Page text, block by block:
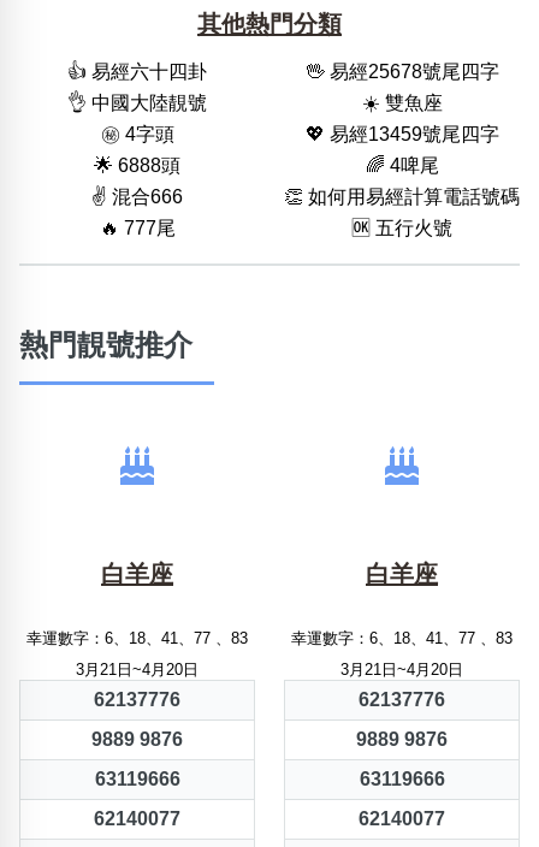
其他熱門分類
👍 易經六十四卦
🖖 易經25678號尾四字
👌 中國大陸靚號
☀️ 雙魚座
㊙️ 4字頭
💖 易經13459號尾四字
🌟 6888頭
🌈 4啤尾
✌️ 混合666
👏 如何用易經計算電話號碼
🔥 777尾
🆗️ 五行火號
熱門靚號推介
白羊座
幸運數字：6、18、41、77 、83
3月21日~4月20日
62137776
9889 9876
63119666
62140077
白羊座
幸運數字：6、18、41、77 、83
3月21日~4月20日
62137776
9889 9876
63119666
62140077